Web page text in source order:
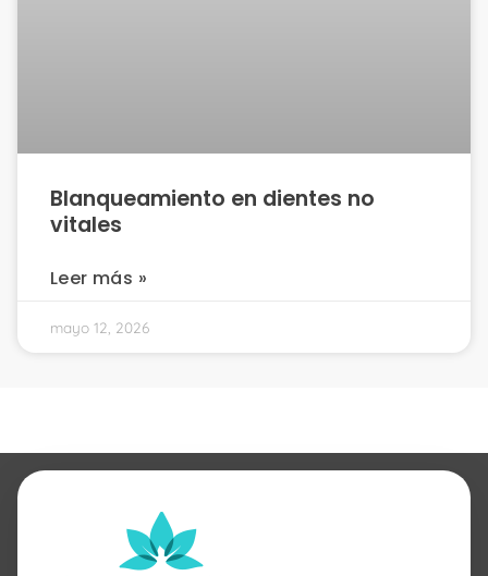
Blanqueamiento en dientes no
vitales
Leer más »
mayo 12, 2026